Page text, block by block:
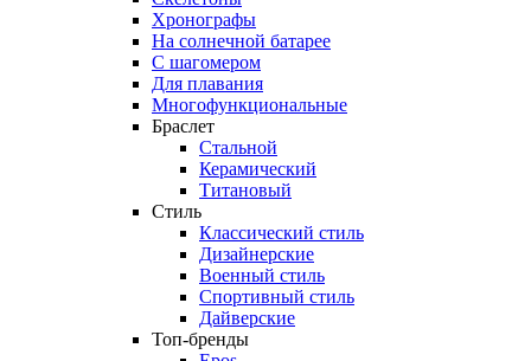
Хронографы
На солнечной батарее
С шагомером
Для плавания
Многофункциональные
Браслет
Стальной
Керамический
Титановый
Стиль
Классический стиль
Дизайнерские
Военный стиль
Спортивный стиль
Дайверские
Топ-бренды